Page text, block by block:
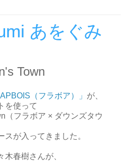
あをぐみ
Town
（フラボア）」 が、
を使って
（フラボア × ダウンズタウ
スが入ってきました。
春樹さんが、